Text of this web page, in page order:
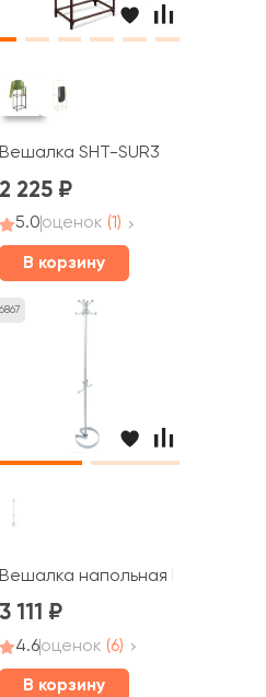
Вешалка SHT-SUR3
2 225
5.0оценок (1)
В корзину
WR4340
6867
Вешалка напольная Пико 10
3 111
4.6оценок (6)
В корзину